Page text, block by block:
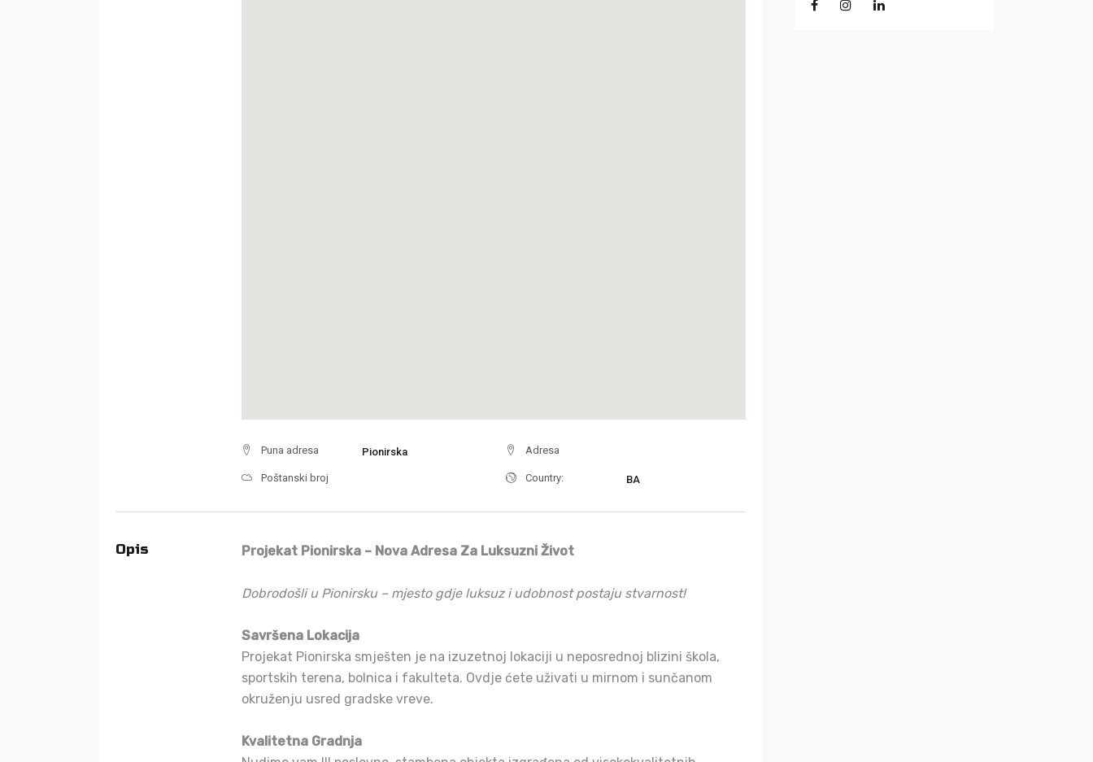
Puna adresa Pionirska Adresa
Poštanski broj Country: BA
Opis Projekat Pionirska – Nova Adresa Za Luksuzni Život
Dobrodošli u Pionirsku – mjesto gdje luksuz i udobnost postaju stvarnost!
Savršena Lokacija
Projekat Pionirska smješten je na izuzetnoj lokaciji u neposrednoj blizini škola,
sportskih terena, bolnica i fakulteta. Ovdje ćete uživati u mirnom i sunčanom
okruženju usred gradske vreve.
Kvalitetna Gradnja